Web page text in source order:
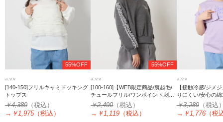
55%OFF
a.v.v
[140-150]フリルキャミドッキング
トップス
￥4,389 （税込）
→ ￥1,975（税込）
55%OFF
a.v.v
[100-160]【WEB限定商品/裏起毛/
チュールフリル/ワンポイント刺繍/
クロップド丈】チュールスリーブ
クロップドトレーナー
￥2,490（税込）
→ ￥1,119 （税込）
a.v.v
【接触冷感/ジメ
りにくい/安心の
150]フリルオフシ
￥3,289（税込
→ ￥1,776（税